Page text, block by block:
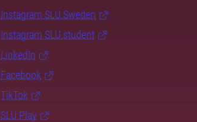
Instagram SLU.Sweden
Instagram SLU.student
LinkedIn
Facebook
TikTok
SLU Play